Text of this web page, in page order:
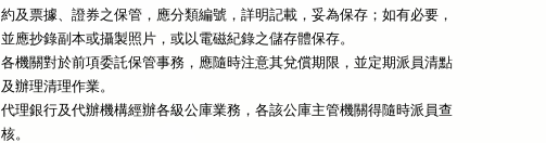
約及票據、證券之保管，應分類編號，詳明記載，妥為保存；如有必要，
並應抄錄副本或攝製照片，或以電磁紀錄之儲存體保存。
各機關對於前項委託保管事務，應隨時注意其兌償期限，並定期派員清點
代理銀行及代辦機構經辦各級公庫業務，各該公庫主管機關得隨時派員查
核。